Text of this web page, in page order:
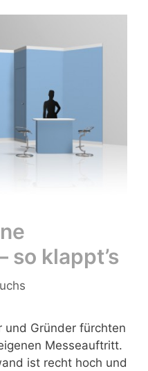
so klappt’s
und Gründer fürchten
Messeauftritt.
ist recht hoch und